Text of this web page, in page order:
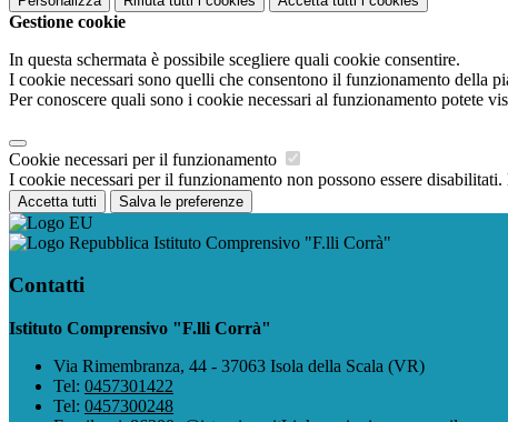
Gestione cookie
In questa schermata è possibile scegliere quali cookie consentire.
I cookie necessari sono quelli che consentono il funzionamento della
Per conoscere quali sono i cookie necessari al funzionamento potete
Cookie necessari per il funzionamento
I cookie necessari per il funzionamento non possono essere
Accetta tutti Salva le preferenze
Istituto Comprensivo "F.lli Corrà"
Contatti
Istituto Comprensivo "F.lli Corrà"
Via Rimembranza, 44 - 37063 Isola della Scala (VR)
Tel: 0457301422
Tel: 0457300248